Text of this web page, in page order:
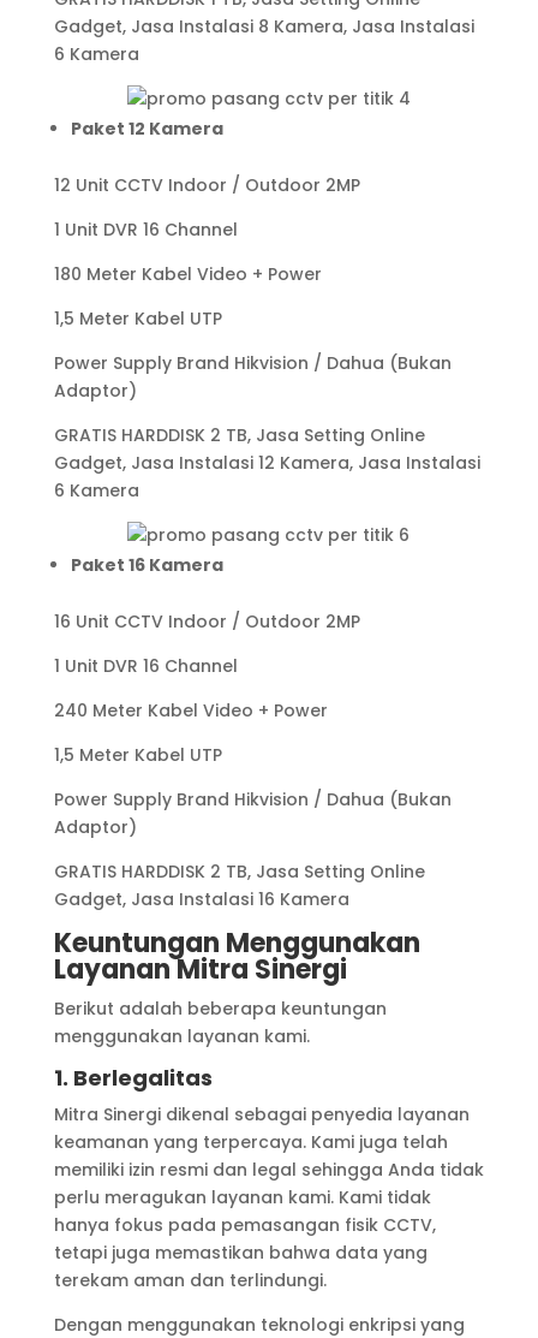
Gadget, Jasa Instalasi 8 Kamera, Jasa Instalasi
6 Kamera
Paket 12 Kamera
12 Unit CCTV Indoor / Outdoor 2MP
1 Unit DVR 16 Channel
180 Meter Kabel Video + Power
1,5 Meter Kabel UTP
Power Supply Brand Hikvision / Dahua (Bukan
Adaptor)
GRATIS HARDDISK 2 TB, Jasa Setting Online
Gadget, Jasa Instalasi 12 Kamera, Jasa Instalasi
6 Kamera
Paket 16 Kamera
16 Unit CCTV Indoor / Outdoor 2MP
1 Unit DVR 16 Channel
240 Meter Kabel Video + Power
1,5 Meter Kabel UTP
Power Supply Brand Hikvision / Dahua (Bukan
Adaptor)
GRATIS HARDDISK 2 TB, Jasa Setting Online
Gadget, Jasa Instalasi 16 Kamera
Keuntungan Menggunakan
Layanan Mitra Sinergi
Berikut adalah beberapa keuntungan
menggunakan layanan kami.
1. Berlegalitas
Mitra Sinergi dikenal sebagai penyedia layanan
keamanan yang terpercaya. Kami juga telah
memiliki izin resmi dan legal sehingga Anda tidak
perlu meragukan layanan kami. Kami tidak
hanya fokus pada pemasangan fisik CCTV,
tetapi juga memastikan bahwa data yang
terekam aman dan terlindungi.
Dengan menggunakan teknologi enkripsi yang